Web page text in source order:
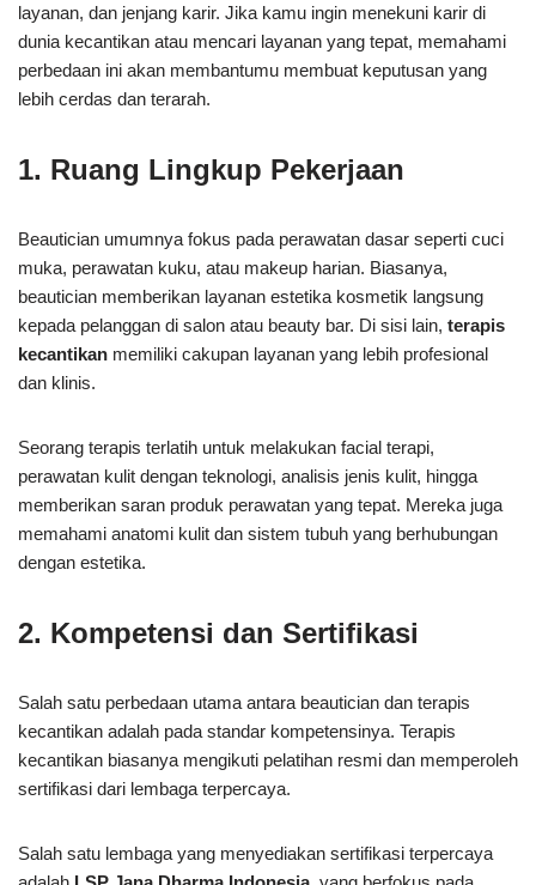
layanan, dan jenjang karir. Jika kamu ingin menekuni karir di
dunia kecantikan atau mencari layanan yang tepat, memahami
perbedaan ini akan membantumu membuat keputusan yang
lebih cerdas dan terarah.
1. Ruang Lingkup Pekerjaan
Beautician umumnya fokus pada perawatan dasar seperti cuci
muka, perawatan kuku, atau makeup harian. Biasanya,
beautician memberikan layanan estetika kosmetik langsung
kepada pelanggan di salon atau beauty bar. Di sisi lain, terapis
kecantikan memiliki cakupan layanan yang lebih profesional
dan klinis.
Seorang terapis terlatih untuk melakukan facial terapi,
perawatan kulit dengan teknologi, analisis jenis kulit, hingga
memberikan saran produk perawatan yang tepat. Mereka juga
memahami anatomi kulit dan sistem tubuh yang berhubungan
dengan estetika.
2. Kompetensi dan Sertifikasi
Salah satu perbedaan utama antara beautician dan terapis
kecantikan adalah pada standar kompetensinya. Terapis
kecantikan biasanya mengikuti pelatihan resmi dan memperoleh
sertifikasi dari lembaga terpercaya.
Salah satu lembaga yang menyediakan sertifikasi terpercaya